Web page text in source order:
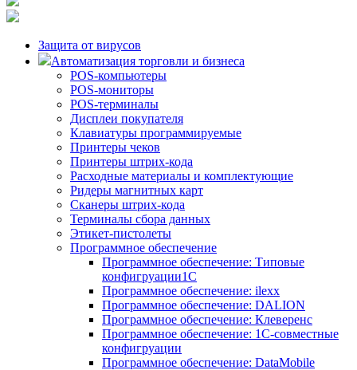
Защита от вирусов
Автоматизация торговли и бизнеса
POS-компьютеры
POS-мониторы
POS-терминалы
Дисплеи покупателя
Клавиатуры программируемые
Принтеры чеков
Принтеры штрих-кода
Расходные материалы и комплектующие
Ридеры магнитных карт
Сканеры штрих-кода
Терминалы сбора данных
Этикет-пистолеты
Программное обеспечение
Программное обеспечение: Типовые
конфигруации1С
Программное обеспечение: ilexx
Программное обеспечение: DALION
Программное обеспечение: Клеверенс
Программное обеспечение: 1С-совместные
конфигруации
Программное обеспечение: DataMobile